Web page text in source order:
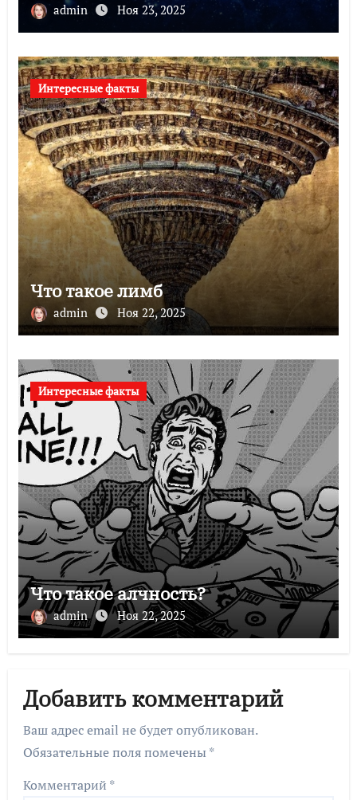
admin Ноя 23, 2025
Интересные факты
Что такое лимб
admin Ноя 22, 2025
Интересные факты
Что такое алчность?
admin Ноя 22, 2025
Добавить комментарий
Ваш адрес email не будет опубликован.
Обязательные поля помечены *
Комментарий *